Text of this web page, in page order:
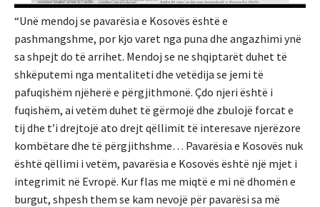
“Unë mendoj se pavarësia e Kosovës është e
pashmangshme, por kjo varet nga puna dhe angazhimi ynë
sa shpejt do të arrihet. Mendoj se ne shqiptarët duhet të
shkëputemi nga mentaliteti dhe vetëdija se jemi të
pafuqishëm njëherë e përgjithmonë. Çdo njeri është i
fuqishëm, ai vetëm duhet të gërmojë dhe zbulojë forcat e
tij dhe t’i drejtojë ato drejt qëllimit të interesave njerëzore
kombëtare dhe të përgjithshme… Pavarësia e Kosovës nuk
është qëllimi i vetëm, pavarësia e Kosovës është një mjet i
integrimit në Evropë. Kur flas me miqtë e mi në dhomën e
burgut, shpesh them se kam nevojë për pavarësi sa më